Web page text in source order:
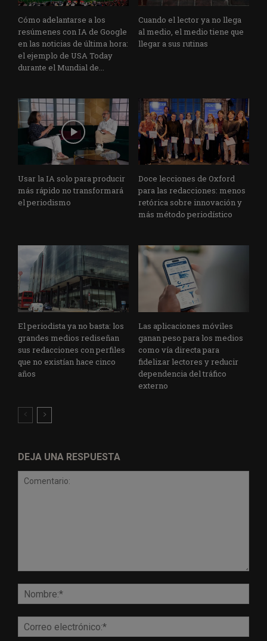
Cómo adelantarse a los
resúmenes con IA de Google
en las noticias de última hora:
el ejemplo de USA Today
durante el Mundial de...
Cuando el lector ya no llega
al medio, el medio tiene que
llegar a sus rutinas
Usar la IA solo para producir
más rápido no transformará
el periodismo
Doce lecciones de Oxford
para las redacciones: menos
retórica sobre innovación y
más método periodístico
El periodista ya no basta: los
grandes medios rediseñan
sus redacciones con perfiles
que no existían hace cinco
años
Las aplicaciones móviles
ganan peso para los medios
como vía directa para
fidelizar lectores y reducir
dependencia del tráfico
externo
DEJA UNA RESPUESTA